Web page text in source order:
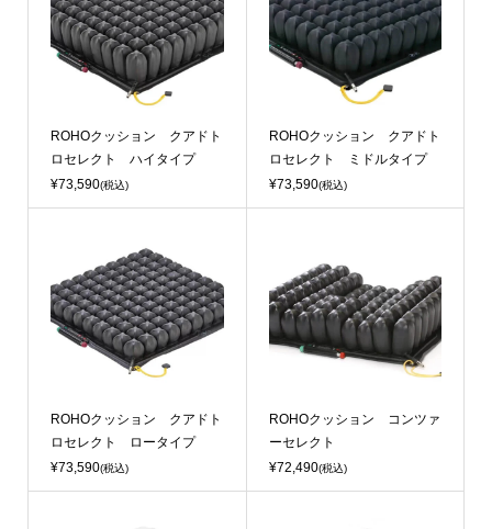
ROHOクッション クアドト
ロセレクト ハイタイプ
¥73,590(税込)
ROHOクッション クアドト
ロセレクト ミドルタイプ
¥73,590(税込)
ROHOクッション クアドト
ロセレクト ロータイプ
¥73,590(税込)
ROHOクッション コンツァ
ーセレクト
¥72,490(税込)